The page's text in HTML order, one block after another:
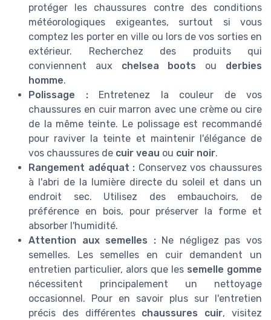
protéger les chaussures contre des conditions
météorologiques exigeantes, surtout si vous
comptez les porter en ville ou lors de vos sorties en
extérieur. Recherchez des produits qui
conviennent aux chelsea boots ou derbies
homme.
Polissage :Entretenez la couleur de vos
chaussures en cuir marron avec une crème ou cire
de la même teinte. Le polissage est recommandé
pour raviver la teinte et maintenir l'élégance de
vos chaussures de cuir veau ou cuir noir.
Rangement adéquat : Conservez vos chaussures
à l'abri de la lumière directe du soleil et dans un
endroit sec. Utilisez des embauchoirs, de
préférence en bois, pour préserver la forme et
absorber l'humidité.
Attention aux semelles :Ne négligez pas vos
semelles. Les semelles en cuir demandent un
entretien particulier, alors que les semelle gomme
nécessitent principalement un nettoyage
occasionnel. Pour en savoir plus sur l'entretien
précis des différentes chaussures cuir, visitez